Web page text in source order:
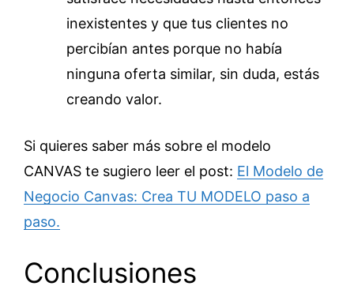
inexistentes y que tus clientes no
percibían antes porque no había
ninguna oferta similar, sin duda, estás
creando valor.
Si quieres saber más sobre el modelo
CANVAS te sugiero leer el post: El Modelo de
Negocio Canvas: Crea TU MODELO paso a
paso.
Conclusiones